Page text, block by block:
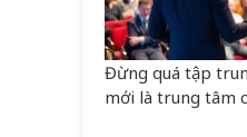
Đừng quá tập
mới là trung tâm